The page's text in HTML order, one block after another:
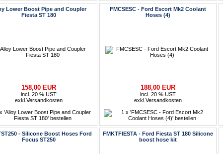
Lower Boost Pipe and Coupler
Fiesta ST 180
158,00 EUR
incl. 20 % UST
exkl. Versandkosten
FMCSESC - Ford Escort Mk2 Coolant
Hoses (4)
188,00 EUR
incl. 20 % UST
exkl. Versandkosten
- Silicone Boost Hoses Ford
Focus ST250
FMKTFIESTA - Ford Fiesta ST 180 Silicone
boost hose kit